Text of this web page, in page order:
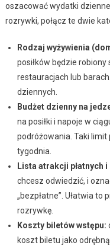
oszacować wydatki
rozrywki, połącz te dwie
Rodzaj wyżywienia
posiłków będzie
restauracjach lub
dziennych.
Budżet dzienny na
na posiłki i napoje w
podróżowania. Taki
tygodnia.
Lista atrakcji płatnych i
chcesz odwiedzić, i
„bezpłatne”. Ułatwia
rozrywkę.
Koszty biletów wstępu:
koszt biletu jako